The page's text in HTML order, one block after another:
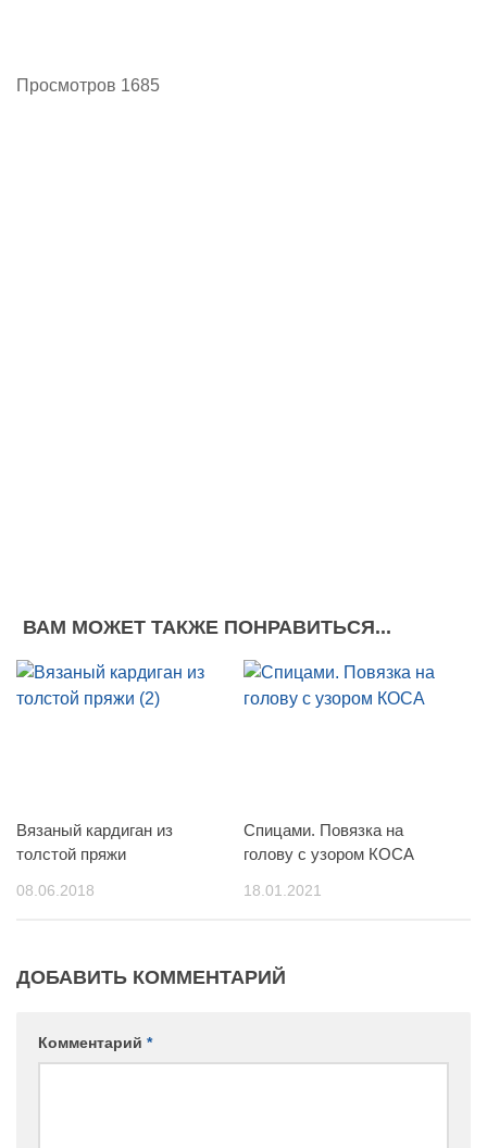
Просмотров 1685
ВАМ МОЖЕТ ТАКЖЕ ПОНРАВИТЬСЯ...
Вязаный кардиган из
толстой пряжи
08.06.2018
Спицами. Повязка на
голову с узором КОСА
18.01.2021
ДОБАВИТЬ КОММЕНТАРИЙ
Комментарий *